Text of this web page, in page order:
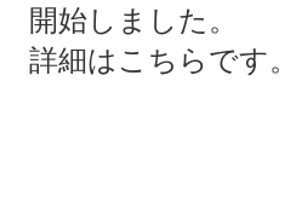
開始しました。
詳細は こちらです。